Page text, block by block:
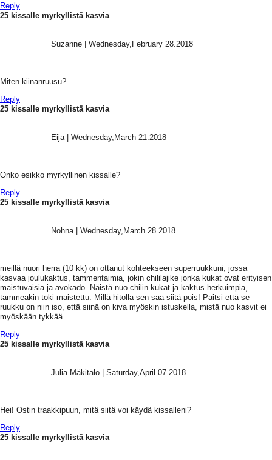
Reply
25 kissalle myrkyllistä kasvia
Suzanne Wednesday,February 28.2018
Miten kiinanruusu?
Reply
25 kissalle myrkyllistä kasvia
Eija| Wednesday,March 21.2018
Onko esikko myrkyllinen kissalle?
Reply
25 kissalle myrkyllistä kasvia
Nohna| Wednesday,March 28.2018
meillä nuori herra (10 kk) on ottanut kohteekseen superruukkuni, jossa
kasvaa joulukaktus, tammentaimia, jokin chililajike jonka kukat ovat erityisen
maistuvaisia ja avokado. Näistä nuo chilin kukat ja kaktus herkuimpia,
tammeakin toki maistettu. Millä hitolla sen saa siitä pois! Paitsi että se
ruukku on niin iso, että siinä on kiva myöskin istuskella, mistä nuo kasvit ei
myöskään tykkää…
Reply
25 kissalle myrkyllistä kasvia
Julia Mäkitalo Saturday,April 07.2018
Hei! Ostin traakkipuun, mitä siitä voi käydä kissalleni?
Reply
25 kissalle myrkyllistä kasvia